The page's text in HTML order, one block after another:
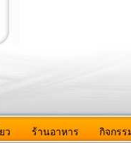
ว ร้านอาหาร กิจกรร